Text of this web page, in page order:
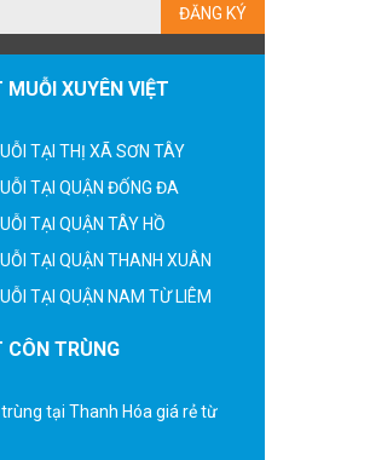
ĐĂNG KÝ
MUỖI XUYÊN VIỆT
TẠI THỊ XÃ SƠN TÂY
TẠI QUẬN ĐỐNG ĐA
TẠI QUẬN TÂY HỒ
TẠI QUẬN THANH XUÂN
TẠI QUẬN NAM TỪ LIÊM
CÔN TRÙNG
trùng tại Thanh Hóa giá rẻ từ